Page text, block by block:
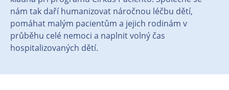
nám tak daří humanizovat náročnou léčbu dětí,
pomáhat malým pacientům a jejich rodinám v
průběhu celé nemoci a naplnit volný čas
hospitalizovaných dětí.